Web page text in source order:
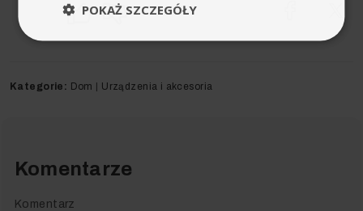
Kategorie: Dom | Urządzenia i akcesoria
Komentarze
Komentarz
POKAŻ SZCZEGÓŁY